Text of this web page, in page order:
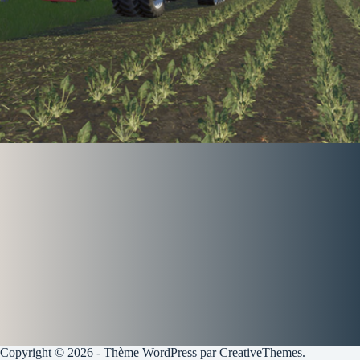
Copyright © 2026 - Thème WordPress parCreativeThemes.